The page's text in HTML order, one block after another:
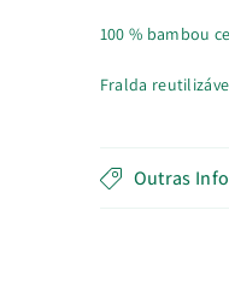
100 % bambou
Fralda
Outras